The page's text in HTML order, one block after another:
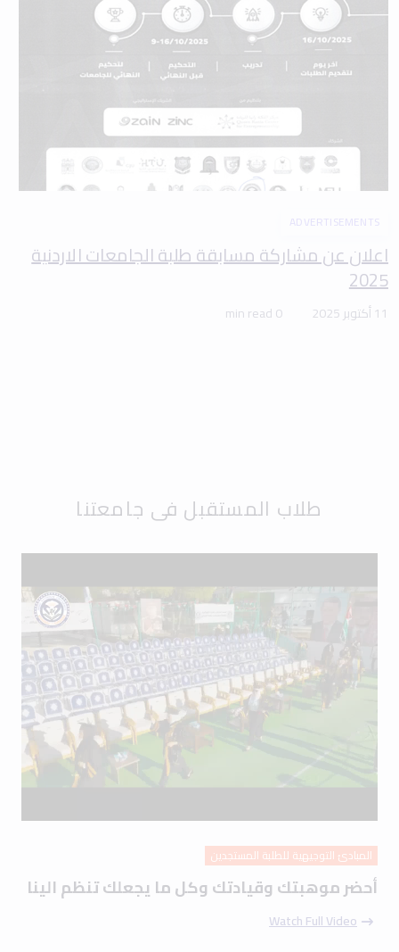
ADVERTISEMENTS
اعلان عن مشاركة مسابقة طلبة الجامعات الاردنية
2025
11 أكتوبر 2025 0 min read
طلاب المستقبل في جامعتنا
المبادئ التوجيهية للطلبة المستجدين
أحضر موهبتك وقيادتك وكل ما يجعلك تنظم الينا
Watch Full Video